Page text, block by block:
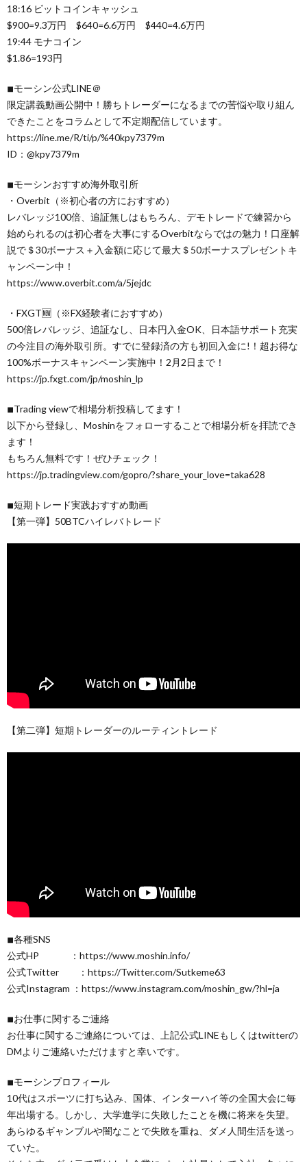
18:16 ビットコインキャッシュ
$900=9.3万円 $640=6.6万円 $440=4.6万円
19:44 モナコイン
$1.86=193円
◾︎モーシン公式LINE＠
限定講義動画公開中！勝ちトレーダーになるまでの苦悩や取り組ん
できたことをコラムとして不定期配信しています。
https://line.me/R/ti/p/%40kpy7379m
ID：@kpy7379m
◾︎モーシンおすすめ海外取引所
・Overbit（※初心者の方におすすめ）
レバレッジ100倍、追証無しはもちろん、デモトレードで練習から
始められるのは初心者を大事にするOverbitならではの魅力！口座解
説で＄30ボーナス＋入金額に応じて最大＄50ボーナスプレゼントキ
ャンペーン中！
https://www.overbit.com/a/5jejdc
・FXGT🆕（※FX経験者におすすめ）
500倍レバレッジ、追証なし、日本円入金OK、日本語サポート充実
の今注目の海外取引所。すでに登録済の方も初回入金に!！超お得な
100%ボーナスキャンペーン実施中！2月2日まで！
https://jp.fxgt.com/jp/moshin_lp
◾︎Trading viewで相場分析投稿してます！
以下から登録し、Moshinをフォローすることで相場分析を拝読でき
ます！
もちろん無料です！ぜひチェック！
https://jp.tradingview.com/gopro/?share_your_love=taka628
◾︎短期トレード実践おすすめ動画
【第一弾】50BTCハイレバトレード
【第二弾】短期トレーダーのルーティントレード
◾︎各種SNS
公式HP ：https://www.moshin.info/
公式Twitter ：https://Twitter.com/Sutkeme63
公式Instagram ：https://www.instagram.com/moshin_gw/?hl=ja
◾︎お仕事に関するご連絡
お仕事に関するご連絡については、上記公式LINEもしくはtwitterの
DMよりご連絡いただけますと幸いです。
◾︎モーシンプロフィール
10代はスポーツに打ち込み、国体、インターハイ等の全国大会に毎
年出場する。しかし、大学進学に失敗したことを機に将来を失望。
あらゆるギャンブルや闇なことで失敗を重ね、ダメ人間生活を送っ
ていた。